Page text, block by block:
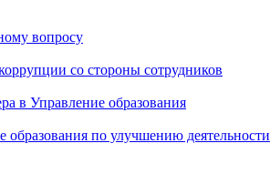
вопросу
со стороны сотрудников
в Управление образования
по улучшению деятельности